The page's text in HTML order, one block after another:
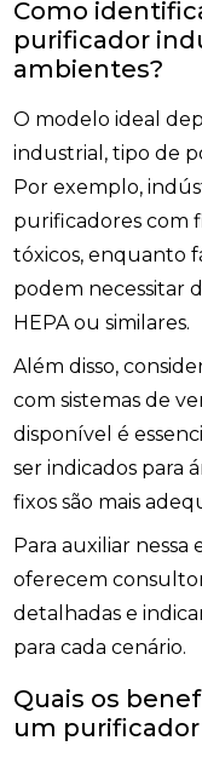
Como
purificador
ambientes?
O modelo ideal
industrial, tipo de
Por exemplo,
purificadores com
tóxicos, enquanto
podem necessitar
HEPA ou similares.
Além disso,
com sistemas de
disponível é
ser indicados para
fixos são mais
Para auxiliar nessa
oferecem
detalhadas e
para cada cenário.
Quais os
um